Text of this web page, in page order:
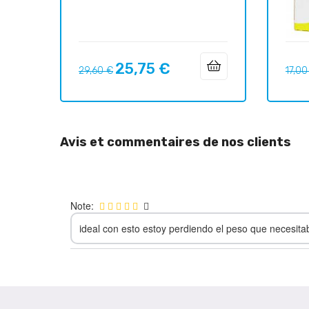
Prix
29,60 € Prix
25,75 €
Prix
Avis et commentaires de nos clients
Note:
ideal con esto estoy perdiendo el peso que